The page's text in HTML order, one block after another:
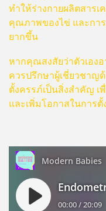
ทำให้ร่างกายผลิตสาร
คุณภาพของไข่ และกา
ยากขึ้น
หากคุณสงสัยว่าตัวเอง
ควรปรึกษาผู้เชี่ยวชาญ
ตั้งครรภ์เป็นสิ่งสำคัญ
และเพิ่มโอกาสในการตั้